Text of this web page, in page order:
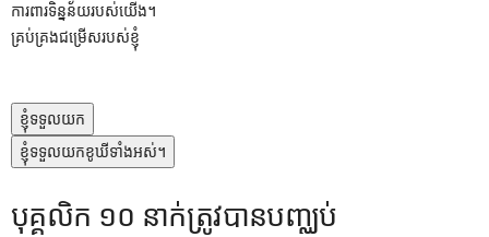
ការពារទិន្នន័យរបស់យើង។
គ្រប់គ្រងជម្រើសរបស់ខ្ញុំ
ខ្ញុំទទួលយក
ខ្ញុំទទួលយកខូឃីទាំងអស់។
បុគ្គលិក ១០ នាក់ត្រូវបានបញ្ឈប់